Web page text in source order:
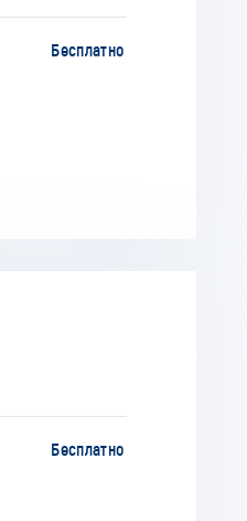
Бесплатно
Бесплатно